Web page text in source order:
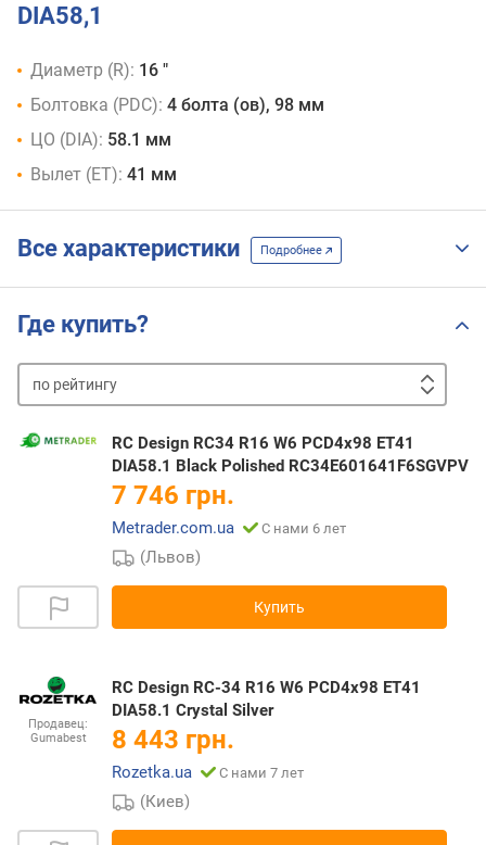
DIA58,1
Диаметр (R): 16 "
Болтовка (PDC): 4 болта (ов), 98 мм
ЦО (DIA): 58.1 мм
Вылет (ET): 41 мм
Все характеристики Подробнее
Где купить?
по
рейтингу от
к
RC Design RC34 R16 W6 PCD4x98 ET41
DIA58.1 Black Polished RC34E601641F6SGVPV
7 746 грн.
Metrader.com.ua С нами 6 лет
(Львов)
Купить
Продавец:
Gumabest
RC Design RC-34 R16 W6 PCD4x98 ET41
DIA58.1 Crystal Silver
8 443 грн.
Rozetka.ua С нами 7 лет
(Киев)